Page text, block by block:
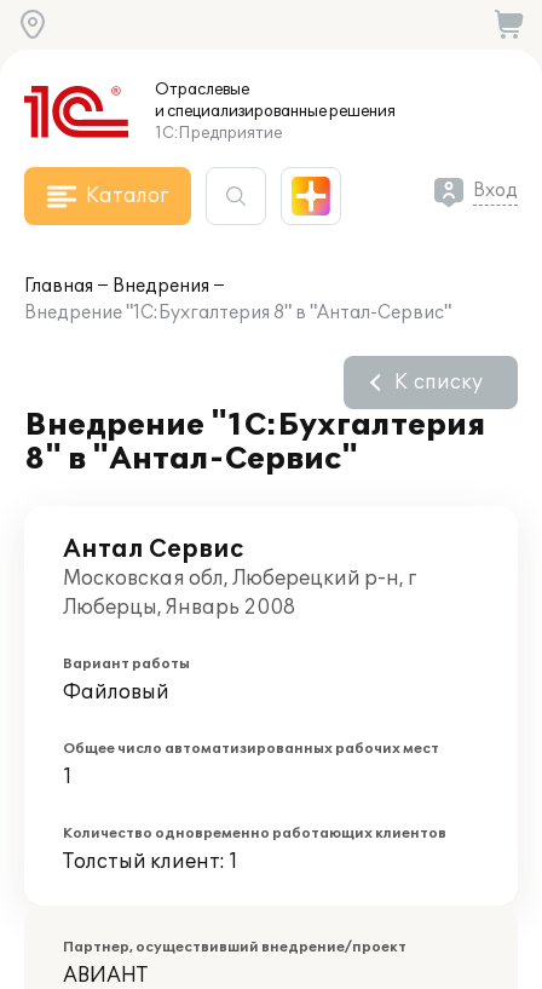
Отраслевые
и специализированныерешения
1С:Предприятие
Каталог Вход
Главная
Внедрения
Внедрение "1С:Бухгалтерия 8" в "Антал-Сервис"
Внедрение "1С:Бухгалтерия
8" в "Антал-Сервис"
К списку
Антал Сервис
Московская обл, Люберецкий р-н, г
Люберцы, Январь 2008
Вариант работы
Файловый
Общее число автоматизированных рабочих мест
1
Количество одновременно работающих клиентов
Толстый клиент: 1
Партнер, осуществивший внедрение/проект
АВИАНТ